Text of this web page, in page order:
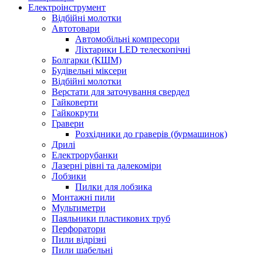
Електроінструмент
Bідбійні молотки
Автотовари
Автомобільні компресори
Ліхтарики LED телескопічні
Болгарки (КШМ)
Будівельні міксери
Відбійні молотки
Верстати для заточування свердел
Гайковерти
Гайкокрути
Гравери
Розхідники до граверів (бурмашинок)
Дрилі
Електрорубанки
Лазерні рівні та далекоміри
Лобзики
Пилки для лобзика
Монтажні пили
Мультиметри
Паяльники пластикових труб
Перфоратори
Пили відрізні
Пили шабельні